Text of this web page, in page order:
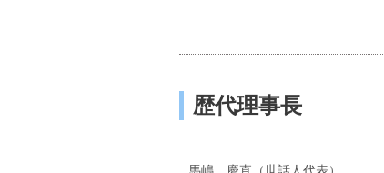
歴代理事長